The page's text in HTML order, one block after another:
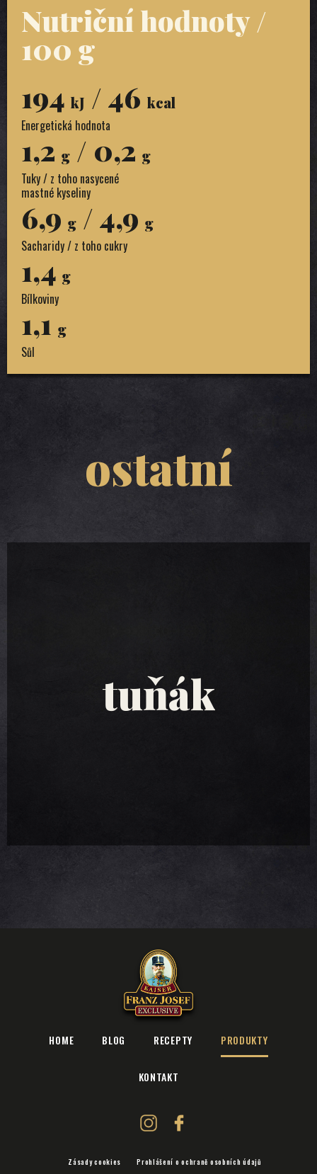
Nutriční hodnoty /
100 g
194 kJ / 46 kcal
Energetická hodnota
1,2 g / 0,2 g
Tuky / z toho nasycené
mastné kyseliny
6,9 g / 4,9 g
Sacharidy / z toho cukry
1,4 g
Bílkoviny
1,1 g
Sůl
ostatní
tuňákové
saláty
HOME BLOG RECEPTY PRODUKTY
KONTAKT
Zásady cookies Prohlášení o ochraně osobních údajů